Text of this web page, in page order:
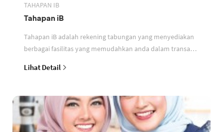
TAHAPAN IB
Tahapan iB
Tahapan iB adalah rekening tabungan yang menyediakan
berbagai fasilitas yang memudahkan anda dalam transaksi
Lihat Detail